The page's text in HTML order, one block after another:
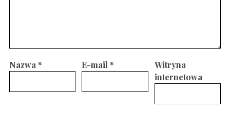
Nazwa * E-mail *
Witryna
internetowa